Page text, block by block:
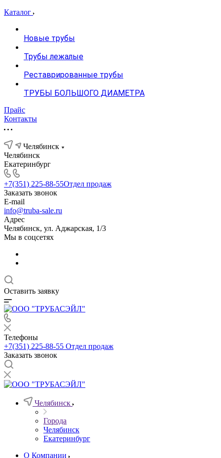
Каталог
Новые трубы
Трубы лежалые
Реставрированные трубы
ТРУБЫ БОЛЬШОГО ДИАМЕТРА
Прайс
Контакты
Челябинск
Челябинск
Екатеринбург
+7(351) 225-88-55Отдел продаж
Заказать звонок
E-mail
info@truba-sale.ru
Адрес
Челябинск, ул. Аджарская, 1/3
Мы в соцсетях
Оставить заявку
Телефоны
+7(351) 225-88-55 Отдел продаж
Заказать звонок
Челябинск
Города
Челябинск
Екатеринбург
О Компании